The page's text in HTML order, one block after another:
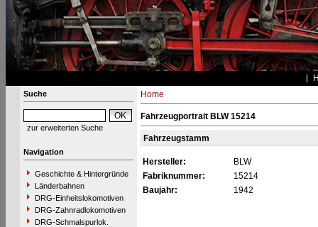
Suche
zur erweiterten Suche
Navigation
Geschichte & Hintergründe
Länderbahnen
DRG-Einheitslokomotiven
DRG-Zahnradlokomotiven
DRG-Schmalspurlok.
Home
Fahrzeugportrait BLW 15214
Fahrzeugstamm
Hersteller:
BLW
Fabriknummer:
15214
Baujahr:
1942